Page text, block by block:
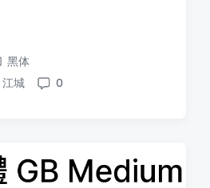
黑体
江城
评
0